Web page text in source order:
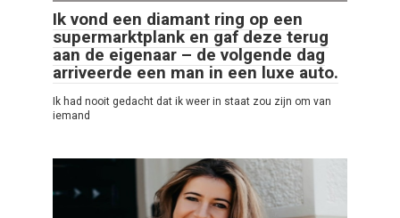
Ik vond een diamant ring op een
supermarktplank en gaf deze terug
aan de eigenaar – de volgende dag
arriveerde een man in een luxe auto.
Ik had nooit gedacht dat ik weer in staat zou zijn om van
iemand